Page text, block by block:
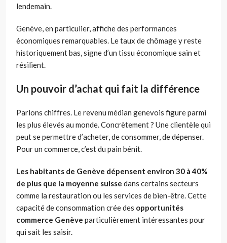
lendemain.
Genève, en particulier, affiche des performances
économiques remarquables. Le taux de chômage y reste
historiquement bas, signe d’un tissu économique sain et
résilient.
Un pouvoir d’achat qui fait la différence
Parlons chiffres. Le revenu médian genevois figure parmi
les plus élevés au monde. Concrètement ? Une clientèle qui
peut se permettre d’acheter, de consommer, de dépenser.
Pour un commerce, c’est du pain bénit.
Les habitants de Genève dépensent environ 30 à 40%
de plus que la moyenne suisse dans certains secteurs
comme la restauration ou les services de bien-être. Cette
capacité de consommation crée des opportunités
commerce Genève particulièrement intéressantes pour
qui sait les saisir.